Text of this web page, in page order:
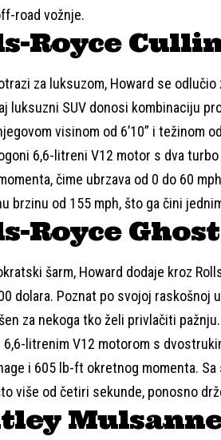
road vožnje.
Royce
za luksuzom, Howard se
luksuzni SUV donosi kombinaciju
visinom od 6’10” i težinom
6,6-litreni V12 motor s dva
čime ubrzava od 0 do 60
brzinu od 155 mph, što ga čini
Royce Ghost
šarm, Howard dodaje kroz
dolara. Poznat po svojoj
za nekoga tko želi privlačiti pažnju.
6,6-litrenim V12 motorom s
i 605 lb-ft okretnog momenta.
više od četiri sekunde, ponosno